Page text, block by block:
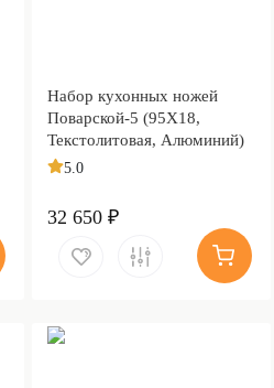
Набор кухонных ножей
Поварской-5 (95Х18,
Текстолитовая, Алюминий)
5.0
32 650 ₽